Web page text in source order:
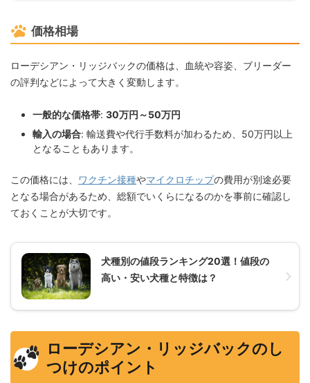
価格相場
ローデシアン・リッジバックの価格は、血統や容姿、ブリーダー
の評判などによって大きく変動します。
一般的な価格帯: 30万円～50万円
輸入の場合: 輸送費や代行手数料が加わるため、50万円以上
となることもあります。
この価格には、 ワクチン接種やマイクロチップの費用が別途必要
となる場合があるため、総額でいくらになるのかを事前に確認し
ておくことが大切です。
犬種別の値段ランキング20選！値段の
高い・安い犬種と特徴は？
ローデシアン・リッジバックのし
つけのポイント